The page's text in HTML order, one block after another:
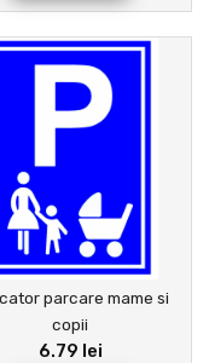
parcare mame si
copii
6.79 lei